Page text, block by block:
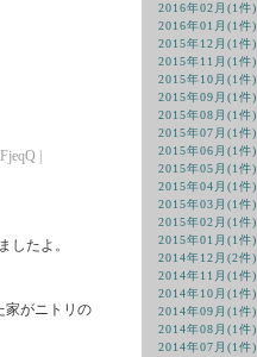
|
したよ。
がニトリの
2016年02月(1件)
2016年01月(1件)
2015年12月(1件)
2015年11月(1件)
2015年10月(1件)
2015年09月(1件)
2015年08月(1件)
2015年07月(1件)
2015年06月(1件)
2015年05月(1件)
2015年04月(1件)
2015年03月(1件)
2015年02月(1件)
2015年01月(1件)
2014年12月(2件)
2014年11月(1件)
2014年10月(1件)
2014年09月(1件)
2014年08月(1件)
2014年07月(1件)